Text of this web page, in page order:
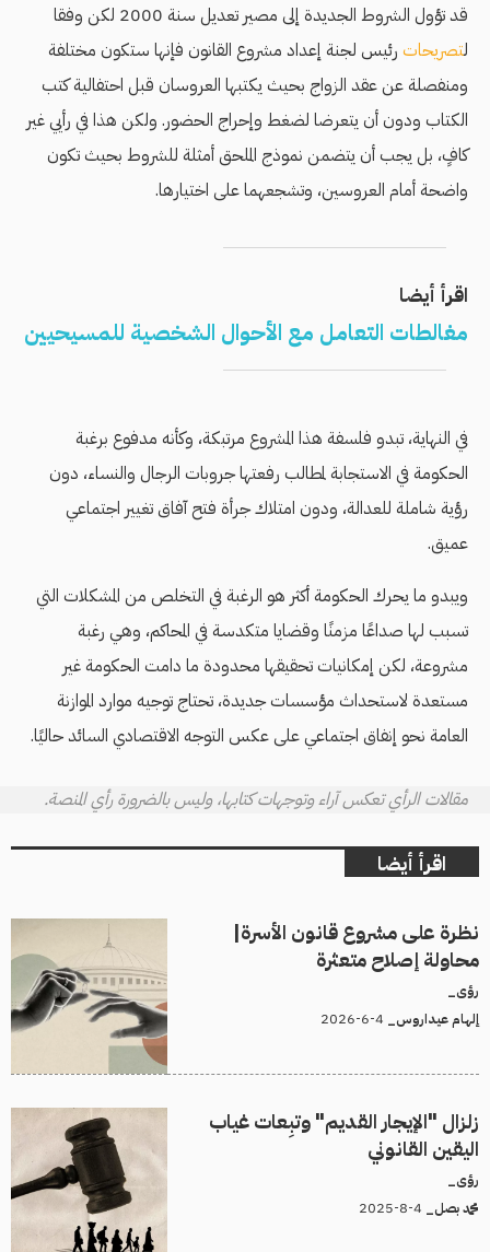
قد تؤول الشروط الجديدة إلى مصير تعديل سنة 2000 لكن وفقا
لتصريحات رئيس لجنة إعداد مشروع القانون فإنها ستكون مختلفة
ومنفصلة عن عقد الزواج بحيث يكتبها العروسان قبل احتفالية كتب
الكتاب ودون أن يتعرضا لضغط وإحراج الحضور. ولكن هذا في رأيي غير
كافٍ، بل يجب أن يتضمن نموذج الملحق أمثلة للشروط بحيث تكون
واضحة أمام العروسين، وتشجعهما على اختيارها.
اقرأ أيضا
مغالطات التعامل مع الأحوال الشخصية للمسيحيين
في النهاية، تبدو فلسفة هذا المشروع مرتبكة، وكأنه مدفوع برغبة
الحكومة في الاستجابة لمطالب رفعتها جروبات الرجال والنساء، دون
رؤية شاملة للعدالة، ودون امتلاك جرأة فتح آفاق تغيير اجتماعي
عميق.
ويبدو ما يحرك الحكومة أكثر هو الرغبة في التخلص من المشكلات التي
تسبب لها صداعًا مزمنًا وقضايا متكدسة في المحاكم، وهي رغبة
مشروعة، لكن إمكانيات تحقيقها محدودة ما دامت الحكومة غير
مستعدة لاستحداث مؤسسات جديدة، تحتاج توجيه موارد الموازنة
العامة نحو إنفاق اجتماعي على عكس التوجه الاقتصادي السائد حاليًا.
مقالات الرأي تعكس آراء وتوجهات كتابها، وليس بالضرورة رأي المنصة.
اقرأ أيضا
نظرة على مشروع قانون الأسرة|
محاولة إصلاح متعثرة
رؤى_
إلهام عيداروس_
زلزال "الإيجار القديم" وتبِعات غياب
اليقين القانوني
رؤى_
محمد بصل_